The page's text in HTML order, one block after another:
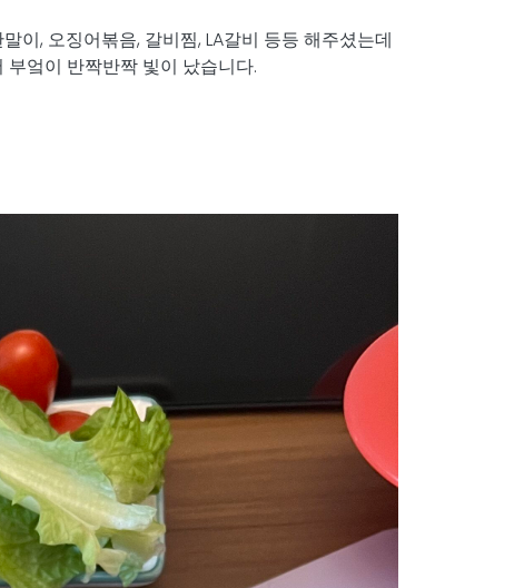
이, 오징어볶음, 갈비찜, LA갈비 등등 해주셨는데
엌이 반짝반짝 빛이 났습니다.